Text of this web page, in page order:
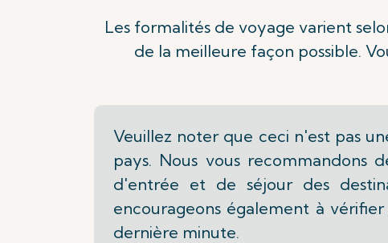
Les formalités de voyage varient
de la meilleure façon possible.
Veuillez noter que ceci n'est pas
pays. Nous vous recommandons
d'entrée et de séjour des
encourageons également à
dernière minute.